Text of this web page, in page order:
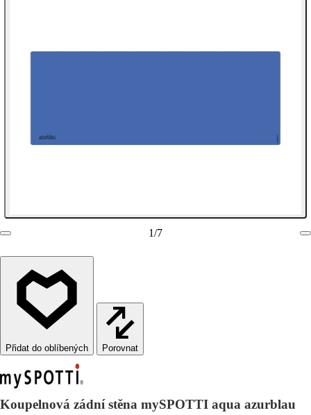
1/7
Porovnat
Koupelnová zádní stěna mySPOTTI aqua azurblau